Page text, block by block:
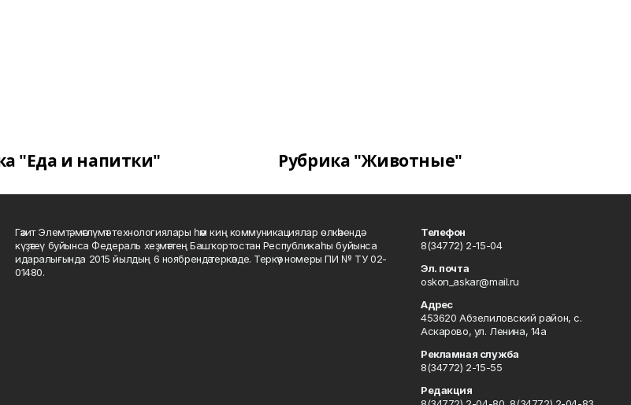
"Еда и напитки" Рубрика "Животные"
Гәзит Элемтә, мәғлүмәт технологиялары һәм киң коммуникациялар өлкәһендә
күҙәтеү буйынса Федераль хеҙмәттең Башҡортостан Республикаһы буйынса
идаралығында 2015 йылдың 6 ноябрендә теркәлде. Теркәү номеры ПИ № ТУ 02-
01480.
Телефон
8(34772) 2-15-04
Эл. почта
oskon_askar@mail.ru
Адрес
453620 Абзелиловский район, с.
Аскарово, ул. Ленина, 14а
Рекламная служба
8(34772) 2-15-55
Редакция